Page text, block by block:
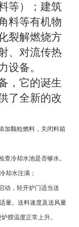
等）；建筑
料等有机物
裂解燃烧方
、对流传热
设备。
，它的诞生
了全新的改
加颗粒燃料，关闭料箱
冷却水池是否够水。
却水注满；
动，轻开炉门适当送
量。送料速度及送风量
膛温度正常上升。